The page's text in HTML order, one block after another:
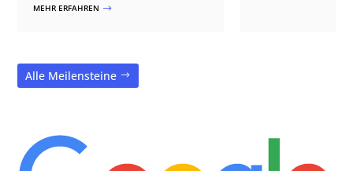
MEHR ERFAHREN $
Alle Meilensteine